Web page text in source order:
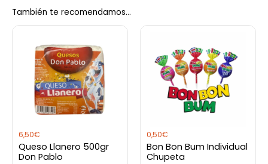
Sé el primero en valorar “Galletas
Chocochitas 32Gr”
Debesaccederpara publicar una valoración.
También te recomendamos…
6,50€
Queso Llanero 500gr
Don Pablo
0,50€
Bon Bon Bum Individual
Chupeta